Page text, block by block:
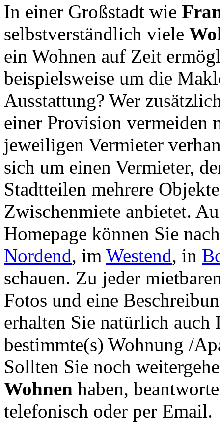
In einer Großstadt wie
selbstverständlich viele
ein Wohnen auf Zeit
beispielsweise um die
Ausstattung? Wer
einer Provision vermeiden
jeweiligen Vermieter
sich um einen Vermieter,
Stadtteilen mehrere
Zwischenmiete anbietet.
Homepage können Sie
Nordend, im Westend, in
schauen. Zu jeder
Fotos und eine
erhalten Sie natürlich
bestimmte(s) Wohnung /
Sollten Sie noch
Wohnen haben,
telefonisch oder per Email.